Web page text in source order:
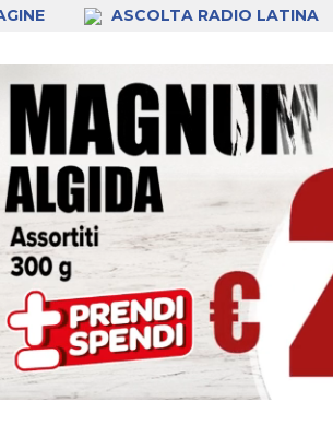
ASCOLTA RADIO LATINA